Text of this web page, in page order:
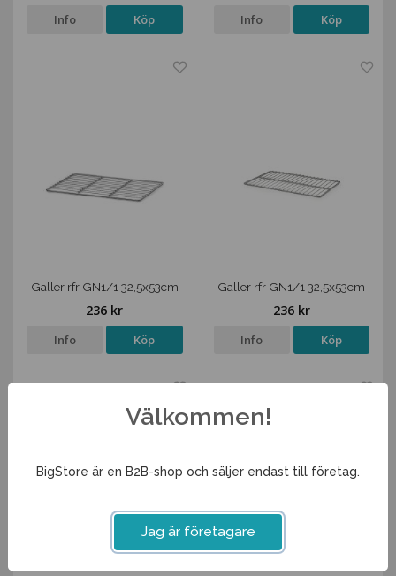
Info Köp Info Köp
Galler rfr GN1/1 32,5x53cm
236 kr
Info Köp
Galler rfr GN1/1 32,5x53cm
236 kr
Info Köp
Välkommen!
BigStore är en B2B-shop och säljer endast till företag.
Jag är företagare